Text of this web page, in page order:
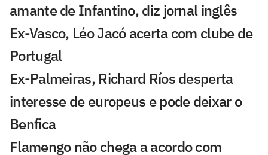
amante de Infantino, diz jornal inglês
Ex-Vasco, Léo Jacó acerta com clube de
Portugal
Ex-Palmeiras, Richard Ríos desperta
interesse de europeus e pode deixar o
Benfica
Flamengo não chega a acordo com